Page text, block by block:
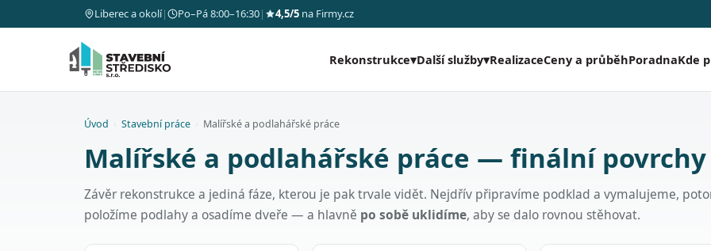
Liberec a okolí| Po–Pá 8:00–16:30| 4,5/5 na Firmy.cz
Rekonstrukce▾Další služby▾RealizaceCeny a průběhPoradnaKde
Úvod Stavební práce Malířské a podlahářské práce
Malířské a podlahářské práce — finální povrchy
Závěr rekonstrukce a jediná fáze, kterou je pak trvale vidět. Nejdřív připravíme podklad a vymalujeme,
položíme podlahy a osadíme dveře — a hlavně po sobě uklidíme, aby se dalo rovnou stěhovat.